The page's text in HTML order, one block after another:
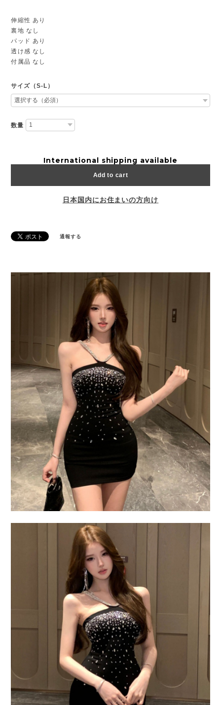
伸縮性 あり
裏地 なし
パッド あり
透け感 なし
付属品 なし
サイズ（S-L）
数量
International shipping available
Add to cart
日本国内にお住まいの方向け
通報する